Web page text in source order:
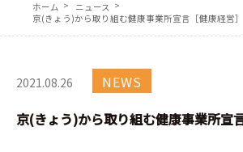
ホーム
ニュース
京(きょう)から取り組む健康事業所宣言［健康経営］
2021.08.26
NEWS
京(きょう)から取り組む健康事業所宣